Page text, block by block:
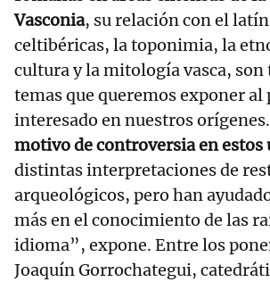
Vasconia, su relación con el
celtibéricas, la toponimia, la
cultura y la mitología vasca, son
temas que queremos exponer al
interesado en nuestros
motivo de controversia en estos
distintas interpretaciones de
arqueológicos, pero han
más en el conocimiento de las
idioma”, expone. Entre los
Joaquín Gorrochategui,